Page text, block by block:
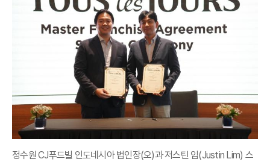
정수원 CJ푸드빌 인도네시아 법인장(오)과 저스틴 임(Justin Lim) 스